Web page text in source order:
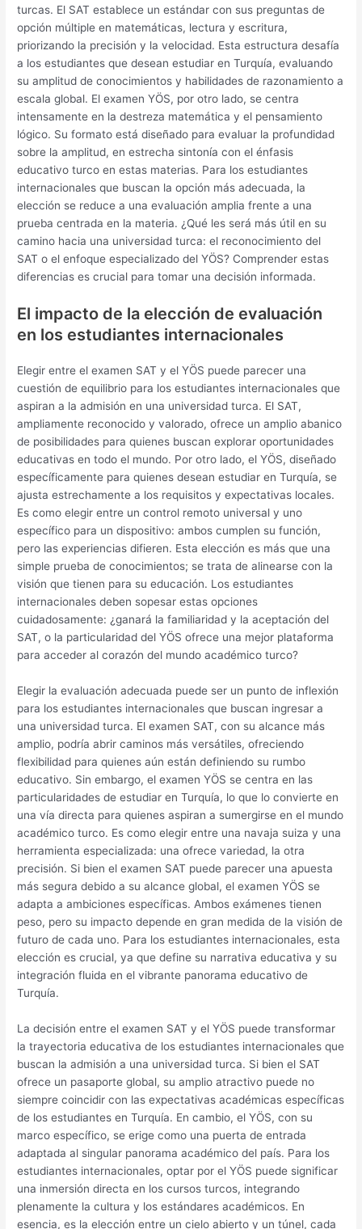
turcas. El SAT establece un estándar con sus preguntas de
opción múltiple en matemáticas, lectura y escritura,
priorizando la precisión y la velocidad. Esta estructura desafía
a los estudiantes que desean estudiar en Turquía, evaluando
su amplitud de conocimientos y habilidades de razonamiento a
escala global. El examen YÖS, por otro lado, se centra
intensamente en la destreza matemática y el pensamiento
lógico. Su formato está diseñado para evaluar la profundidad
sobre la amplitud, en estrecha sintonía con el énfasis
educativo turco en estas materias. Para los estudiantes
internacionales que buscan la opción más adecuada, la
elección se reduce a una evaluación amplia frente a una
prueba centrada en la materia. ¿Qué les será más útil en su
camino hacia una universidad turca: el reconocimiento del
SAT o el enfoque especializado del YÖS? Comprender estas
diferencias es crucial para tomar una decisión informada.
El impacto de la elección de evaluación
en los estudiantes internacionales
Elegir entre el examen SAT y el YÖS puede parecer una
cuestión de equilibrio para los estudiantes internacionales que
aspiran a la admisión en una universidad turca. El SAT,
ampliamente reconocido y valorado, ofrece un amplio abanico
de posibilidades para quienes buscan explorar oportunidades
educativas en todo el mundo. Por otro lado, el YÖS, diseñado
específicamente para quienes desean estudiar en Turquía, se
ajusta estrechamente a los requisitos y expectativas locales.
Es como elegir entre un control remoto universal y uno
específico para un dispositivo: ambos cumplen su función,
pero las experiencias difieren. Esta elección es más que una
simple prueba de conocimientos; se trata de alinearse con la
visión que tienen para su educación. Los estudiantes
internacionales deben sopesar estas opciones
cuidadosamente: ¿ganará la familiaridad y la aceptación del
SAT, o la particularidad del YÖS ofrece una mejor plataforma
para acceder al corazón del mundo académico turco?
Elegir la evaluación adecuada puede ser un punto de inflexión
para los estudiantes internacionales que buscan ingresar a
una universidad turca. El examen SAT, con su alcance más
amplio, podría abrir caminos más versátiles, ofreciendo
flexibilidad para quienes aún están definiendo su rumbo
educativo. Sin embargo, el examen YÖS se centra en las
particularidades de estudiar en Turquía, lo que lo convierte en
una vía directa para quienes aspiran a sumergirse en el mundo
académico turco. Es como elegir entre una navaja suiza y una
herramienta especializada: una ofrece variedad, la otra
precisión. Si bien el examen SAT puede parecer una apuesta
más segura debido a su alcance global, el examen YÖS se
adapta a ambiciones específicas. Ambos exámenes tienen
peso, pero su impacto depende en gran medida de la visión de
futuro de cada uno. Para los estudiantes internacionales, esta
elección es crucial, ya que define su narrativa educativa y su
integración fluida en el vibrante panorama educativo de
Turquía.
La decisión entre el examen SAT y el YÖS puede transformar
la trayectoria educativa de los estudiantes internacionales que
buscan la admisión a una universidad turca. Si bien el SAT
ofrece un pasaporte global, su amplio atractivo puede no
siempre coincidir con las expectativas académicas específicas
de los estudiantes en Turquía. En cambio, el YÖS, con su
marco específico, se erige como una puerta de entrada
adaptada al singular panorama académico del país. Para los
estudiantes internacionales, optar por el YÖS puede significar
una inmersión directa en los cursos turcos, integrando
plenamente la cultura y los estándares académicos. En
esencia, es la elección entre un cielo abierto y un túnel, cada